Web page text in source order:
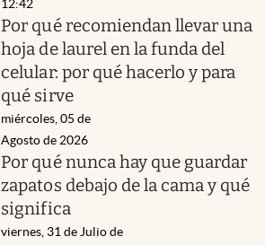
12:42
Por qué recomiendan llevar una
hoja de laurel en la funda del
celular: por qué hacerlo y para
qué sirve
miércoles, 05 de
Agosto de 2026
Por qué nunca hay que guardar
zapatos debajo de la cama y qué
significa
viernes, 31 de Julio de